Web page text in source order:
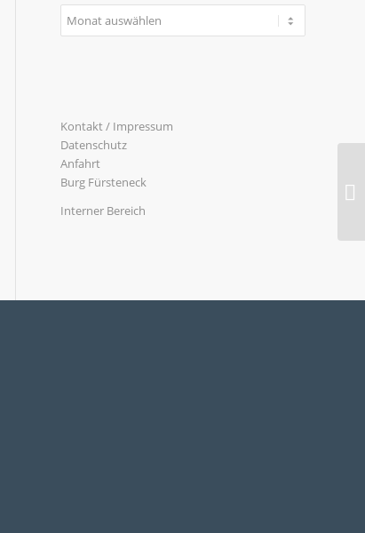
Kontakt / Impressum
Datenschutz
Anfahrt
Burg Fürsteneck
Interner Bereich